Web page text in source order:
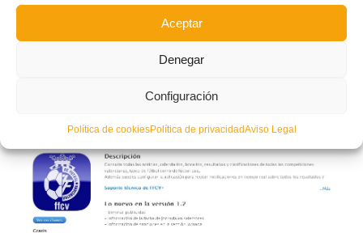
Aceptar
Denegar
Configuración
Política de cookiesPolítica de privacidadAviso Legal
Actualizada y mejorada la versión para dispositivos
móviles iOS de la ‘app’ de la FFCV
POR